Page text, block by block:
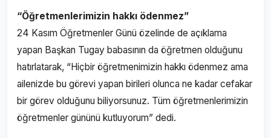
“Öğretmenlerimizin hakkı ödenmez”
24 Kasım Öğretmenler Günü özelinde de açıklama
yapan Başkan Tugay babasının da öğretmen olduğunu
hatırlatarak, “Hiçbir öğretmenimizin hakkı ödenmez ama
ailenizde bu görevi yapan birileri olunca ne kadar cefakar
bir görev olduğunu biliyorsunuz. Tüm öğretmenlerimizin
öğretmenler gününü kutluyorum” dedi.